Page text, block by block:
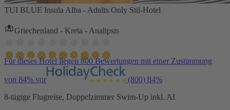
TUI BLUE Insula Alba - Adults Only Stil-Hotel
Griechenland - Kreta - Analipsis
Für dieses Hotel liegen 800 Bewertungen mit einer Zustimmung
von 84% vor (800) 84%
8-tägige Flugreise, Doppelzimmer Swim-Up inkl. AI